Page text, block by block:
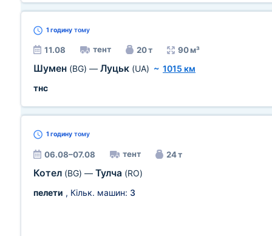
1 годину тому
11.08 тент 20 т 90 м³
Шумен (BG) — Луцьк (UA) ~ 1015 км
тнс
1 годину тому
06.08–07.08 тент 24 т
Котел (BG) — Тулча (RO)
пелети , Кільк. машин: 3